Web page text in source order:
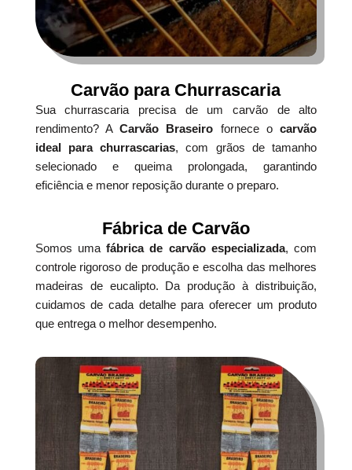
Carvão para Churrascaria
Sua churrascaria precisa de um carvão de alto
rendimento? ACarvão Braseiro fornece ocarvão
ideal para churrascarias, com grãos de tamanho
selecionado e queima prolongada, garantindo
eficiência e menor reposição durante o preparo.
Fábrica de Carvão
Somos umafábrica de carvão especializada, com
controle rigoroso de produção e escolha das melhores
madeiras de eucalipto. Da produção à distribuição,
cuidamos de cada detalhe para oferecer um produto
que entrega o melhor desempenho.